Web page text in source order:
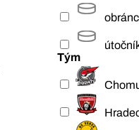
Tým